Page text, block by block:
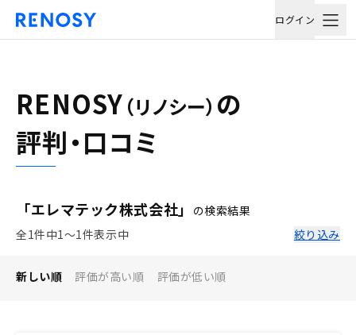
ログイン
RENOSY （リノシー） の
評判・口コミ
「エレマテック株式会社」
の検索結果
全1件中1〜1件表示中
絞り込み
新しい順 評価が高い順 評価が低い順